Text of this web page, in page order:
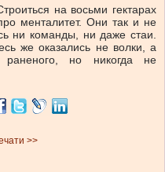
на восьми гектарах
менталитет. Они так и не
ни команды, ни даже стаи.
же оказались не волки, а
но никогда не
>>